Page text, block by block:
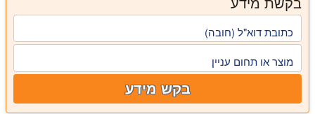
כתובת דוא"ל (חובה)
מוצר או תחום עניין
בקש מידע